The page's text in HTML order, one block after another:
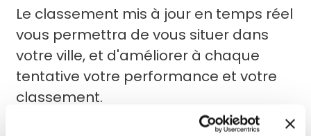
Le classement mis à jour en temps réel
vous permettra de vous situer dans
votre ville, et d'améliorer à chaque
tentative votre performance et votre
classement.
Accumulez les kilomètres, parlez-en